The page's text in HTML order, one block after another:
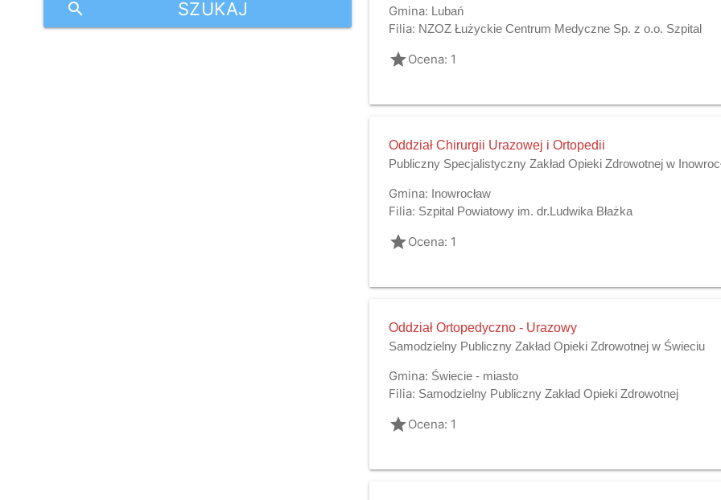
SZUKAJ
search Gmina: Lubań
Filia: NZOZ Łużyckie Centrum Medyczne Sp. z o.o. Szpital
gradeOcena: 1
Oddział Chirurgii Urazowej i Ortopedii
Publiczny Specjalistyczny Zakład Opieki Zdrowotnej w
Gmina: Inowrocław
Filia: Szpital Powiatowy im. dr.Ludwika Błażka
gradeOcena: 1
Oddział Ortopedyczno - Urazowy
Samodzielny Publiczny Zakład Opieki Zdrowotnej w Świeciu
Gmina: Świecie - miasto
Filia: Samodzielny Publiczny Zakład Opieki Zdrowotnej
gradeOcena: 1